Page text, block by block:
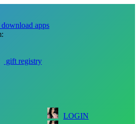
download apps
gift registry
LOGIN